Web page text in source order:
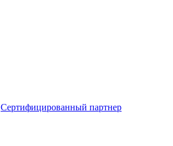
Сертифицированный партнер